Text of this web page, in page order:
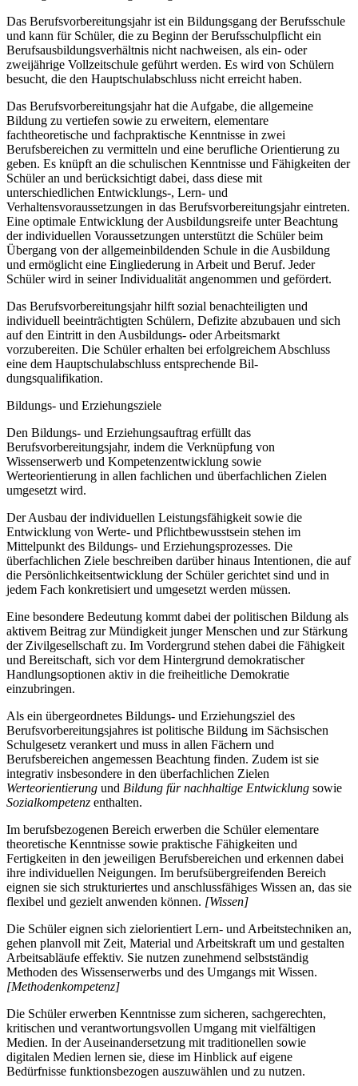
Das Berufsvorbereitungsjahr ist ein Bildungsgang der Berufsschule
und kann für Schüler, die zu Beginn der Berufsschulpflicht ein
Berufsausbildungsverhältnis nicht nachweisen, als ein- oder
zweijährige Vollzeitschule geführt werden. Es wird von Schülern
besucht, die den Hauptschulabschluss nicht erreicht haben.
Das Berufsvorbereitungsjahr hat die Aufgabe, die allgemeine
Bildung zu vertiefen sowie zu erweitern, elementare
fachtheoretische und fachpraktische Kenntnisse in zwei
Berufsbereichen zu vermitteln und eine berufliche Orientierung zu
geben. Es knüpft an die schulischen Kenntnisse und Fähigkeiten der
Schüler an und berücksichtigt dabei, dass diese mit
unterschiedlichen Entwicklungs-, Lern- und
Verhaltensvoraussetzungen in das Berufsvorbereitungsjahr eintreten.
Eine optimale Entwicklung der Ausbildungsreife unter Beachtung
der individuellen Voraussetzungen unterstützt die Schüler beim
Übergang von der allgemeinbildenden Schule in die Ausbildung
und ermöglicht eine Eingliederung in Arbeit und Beruf. Jeder
Schüler wird in seiner Individualität angenommen und gefördert.
Das Berufsvorbereitungsjahr hilft sozial benachteiligten und
individuell beeinträchtigten Schülern, Defizite abzubauen und sich
auf den Eintritt in den Ausbildungs- oder Arbeitsmarkt
vorzubereiten. Die Schüler erhalten bei erfolgreichem Abschluss
eine dem Hauptschulabschluss entsprechende Bil-
dungsqualifikation.
Bildungs- und Erziehungsziele
Den Bildungs- und Erziehungsauftrag erfüllt das
Berufsvorbereitungsjahr, indem die Verknüpfung von
Wissenserwerb und Kompetenzentwicklung sowie
Werteorientierung in allen fachlichen und überfachlichen Zielen
umgesetzt wird.
Der Ausbau der individuellen Leistungsfähigkeit sowie die
Entwicklung von Werte- und Pflichtbewusstsein stehen im
Mittelpunkt des Bildungs- und Erziehungsprozesses. Die
überfachlichen Ziele beschreiben darüber hinaus Intentionen, die auf
die Persönlichkeitsentwicklung der Schüler gerichtet sind und in
jedem Fach konkretisiert und umgesetzt werden müssen.
Eine besondere Bedeutung kommt dabei der politischen Bildung als
aktivem Beitrag zur Mündigkeit junger Menschen und zur Stärkung
der Zivilgesellschaft zu. Im Vordergrund stehen dabei die Fähigkeit
und Bereitschaft, sich vor dem Hintergrund demokratischer
Handlungsoptionen aktiv in die freiheitliche Demokratie
einzubringen.
Als ein übergeordnetes Bildungs- und Erziehungsziel des
Berufsvorbereitungsjahres ist politische Bildung im Sächsischen
Schulgesetz verankert und muss in allen Fächern und
Berufsbereichen angemessen Beachtung finden. Zudem ist sie
integrativ insbesondere in den überfachlichen Zielen
Werteorientierung und Bildung für nachhaltige Entwicklung sowie
Sozialkompetenz enthalten.
Im berufsbezogenen Bereich erwerben die Schüler elementare
theoretische Kenntnisse sowie praktische Fähigkeiten und
Fertigkeiten in den jeweiligen Berufsbereichen und erkennen dabei
ihre individuellen Neigungen. Im berufsübergreifenden Bereich
eignen sie sich strukturiertes und anschlussfähiges Wissen an, das sie
flexibel und gezielt anwenden können. [Wissen]
Die Schüler eignen sich zielorientiert Lern- und Arbeitstechniken an,
gehen planvoll mit Zeit, Material und Arbeitskraft um und gestalten
Arbeitsabläufe effektiv. Sie nutzen zunehmend selbstständig
Methoden des Wissenserwerbs und des Umgangs mit Wissen.
[Methodenkompetenz]
Die Schüler erwerben Kenntnisse zum sicheren, sachgerechten,
kritischen und verantwortungsvollen Umgang mit vielfältigen
Medien. In der Auseinandersetzung mit traditionellen sowie
digitalen Medien lernen sie, diese im Hinblick auf eigene
Bedürfnisse funktionsbezogen auszuwählen und zu nutzen.